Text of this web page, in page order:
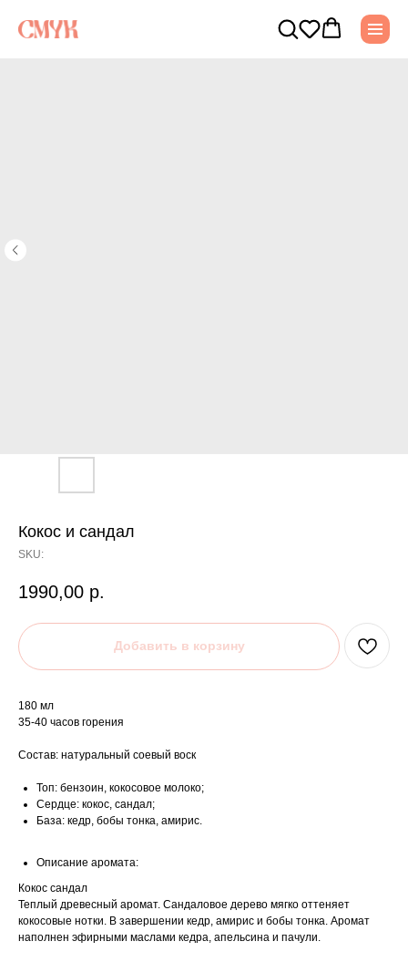
Кокос и сандал
SKU:
1990,00 р.
Добавить в корзину
180 мл
35-40 часов горения
Состав: натуральный соевый воск
Топ: бензоин, кокосовое молоко;
Сердце: кокос, сандал;
База: кедр, бобы тонка, амирис.
Описание аромата:
Кокос сандал
Теплый древесный аромат. Сандаловое дерево мягко оттеняет
кокосовые нотки. В завершении кедр, амирис и бобы тонка. Аромат
наполнен эфирными маслами кедра, апельсина и пачули.